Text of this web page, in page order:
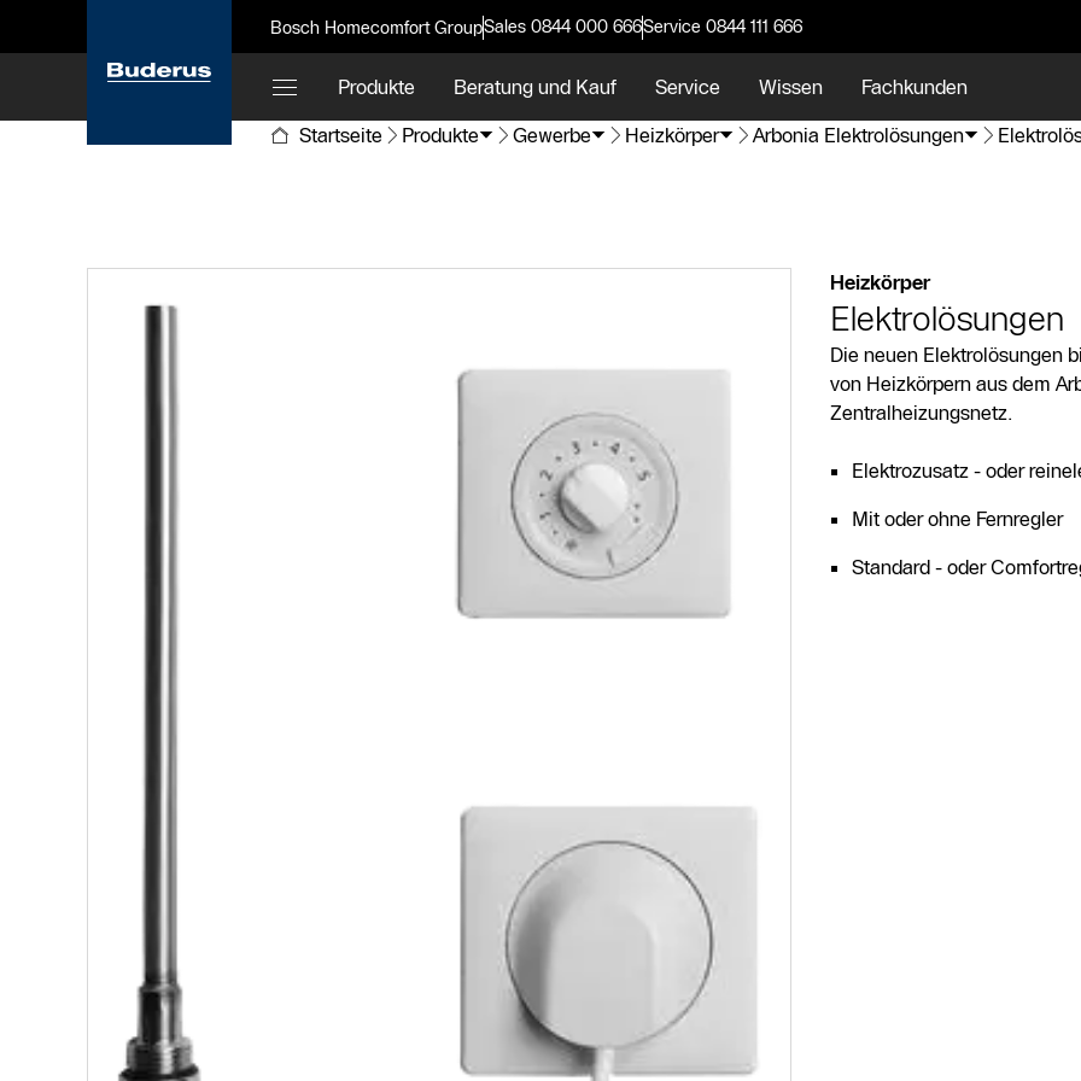
Bosch Homecomfort GroupSales 0844 000 666Service 0844 111 666
Produkte Beratung und Kauf Service Wissen Fachkunden
Startseite
Produkte Gewerbe Heizkörper Arbonia Elektrolösungen
Heizkörper
Elektrolösungen
Die neuen Elektrolösungen
von Heizkörpern aus dem
Zentralheizungsnetz.
Elektrozusatz - oder
Mit oder ohne Fernregler
Standard - oder